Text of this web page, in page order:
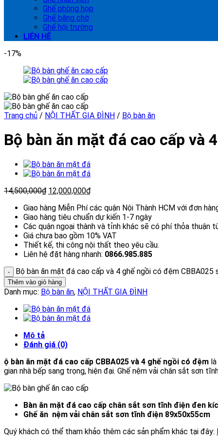
Ghế phòng họp
Ghế băng chờ
Ghế hội trường
LIÊN HỆ
-17%
Trang chủ / NỘI THẤT GIA ĐÌNH / Bộ bàn ăn
Bộ bàn ăn mặt đá cao cấp và
14,500,000₫ 12,000,000₫
Giao hàng Miễn Phí các quận Nội Thành HCM với đơn
Giao hàng tiêu chuẩn dự kiến 1-7 ngày
Các quận ngoại thành và tỉnh khác sẽ có phí thỏa thuận
Giá chưa bao gồm 10% VAT
Thiết kế, thi công nội thất theo yêu cầu.
Liên hệ đặt hàng nhanh: 0866.985.885
Bộ bàn ăn mặt đá cao cấp và 4 ghế ngồi có đệm CBBA025
Thêm vào giỏ hàng
Danh mục: Bộ bàn ăn, NỘI THẤT GIA ĐÌNH
Mô tả
Đánh giá (0)
ộ bàn ăn mặt đá cao cấp CBBA025 và 4 ghế ngồi có đệm
gian nhà bếp sang trọng, hiện đại. Ghế nệm vải chân sắt sơn
Bàn ăn mặt đá cao cấp chân sắt sơn tĩnh điện đen
Ghế ăn nệm vải chân sắt sơn tĩnh điện 89x50x55cm
Quý khách có thể tham khảo thêm các sản phẩm khác tại đây: